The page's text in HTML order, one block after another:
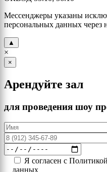
Мессенджеры указаны
персональных данных через
▲
×
×
Арендуйте зал
для проведения шоу
Я согласен с
данных